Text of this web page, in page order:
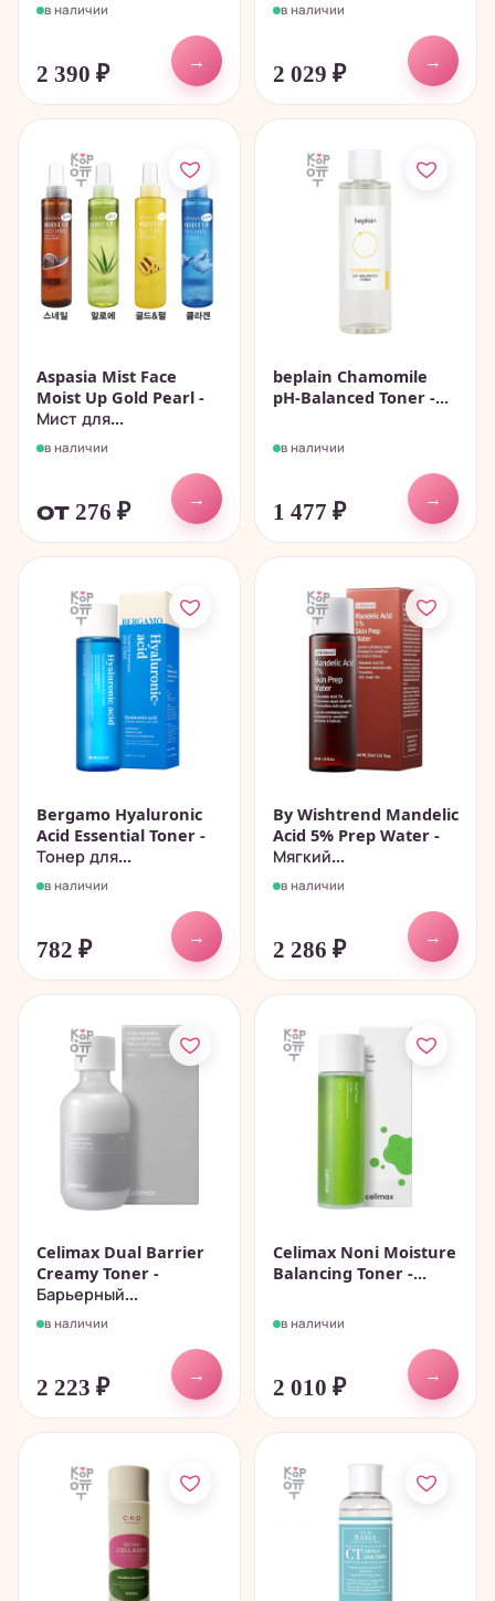
в наличии
2 390 ₽
→
в наличии
2 029 ₽
→
Aspasia Mist Face
Moist Up Gold Pearl -
Мист для...
в наличии
от 276 ₽
→
beplain Chamomile
pH-Balanced Toner -...
в наличии
1 477 ₽
→
Bergamo Hyaluronic
Acid Essential Toner -
Тонер для...
в наличии
782 ₽
→
By Wishtrend Mandelic
Acid 5% Prep Water -
Мягкий...
в наличии
2 286 ₽
→
Celimax Dual Barrier
Creamy Toner -
Барьерный...
в наличии
2 223 ₽
→
Celimax Noni Moisture
Balancing Toner -...
в наличии
2 010 ₽
→